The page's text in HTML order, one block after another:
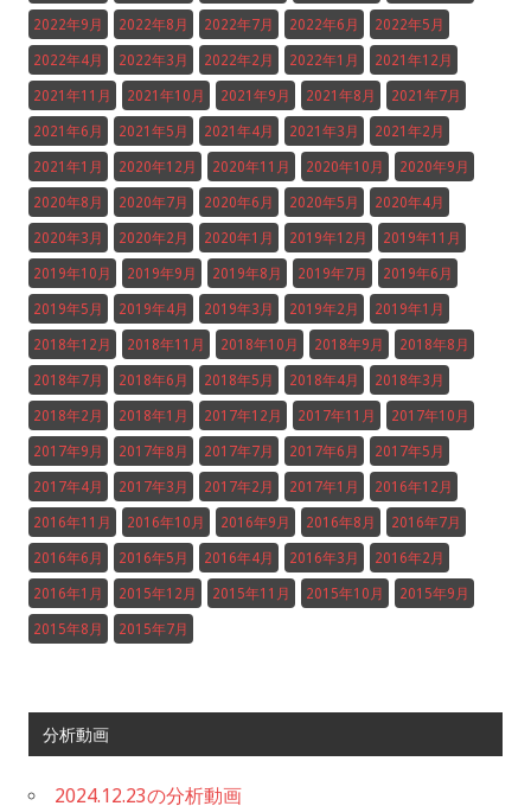
2022年9月 2022年8月 2022年7月 2022年6月 2022年5月
2022年4月 2022年3月 2022年2月 2022年1月 2021年12月
2021年11月 2021年10月 2021年9月 2021年8月 2021年7月
2021年6月 2021年5月 2021年4月 2021年3月 2021年2月
2021年1月 2020年12月 2020年11月 2020年10月 2020年9月
2020年8月 2020年7月 2020年6月 2020年5月 2020年4月
2020年3月 2020年2月 2020年1月 2019年12月 2019年11月
2019年10月 2019年9月 2019年8月 2019年7月 2019年6月
2019年5月 2019年4月 2019年3月 2019年2月 2019年1月
2018年12月 2018年11月 2018年10月 2018年9月 2018年8月
2018年7月 2018年6月 2018年5月 2018年4月 2018年3月
2018年2月 2018年1月 2017年12月 2017年11月 2017年10月
2017年9月 2017年8月 2017年7月 2017年6月 2017年5月
2017年4月 2017年3月 2017年2月 2017年1月 2016年12月
2016年11月 2016年10月 2016年9月 2016年8月 2016年7月
2016年6月 2016年5月 2016年4月 2016年3月 2016年2月
2016年1月 2015年12月 2015年11月 2015年10月 2015年9月
2015年8月 2015年7月
分析動画
2024.12.23の分析動画